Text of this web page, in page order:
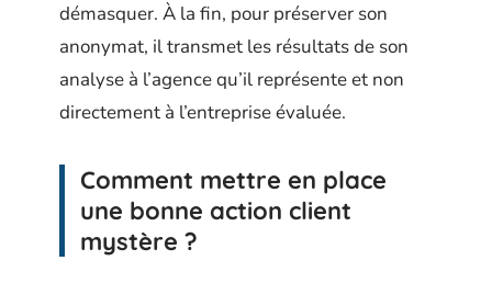
démasquer. À la fin, pour préserver son
anonymat, il transmet les résultats de son
analyse à l’agence qu’il représente et non
directement à l’entreprise évaluée.
Comment mettre en place
une bonne action client
mystère ?